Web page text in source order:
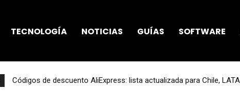
TECNOLOGÍA NOTICIAS GUÍAS SOFTWARE
Códigos de descuento AliExpress: lista actualizada para Chile,